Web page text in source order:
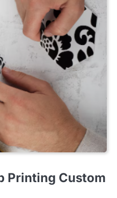
Printing Custom